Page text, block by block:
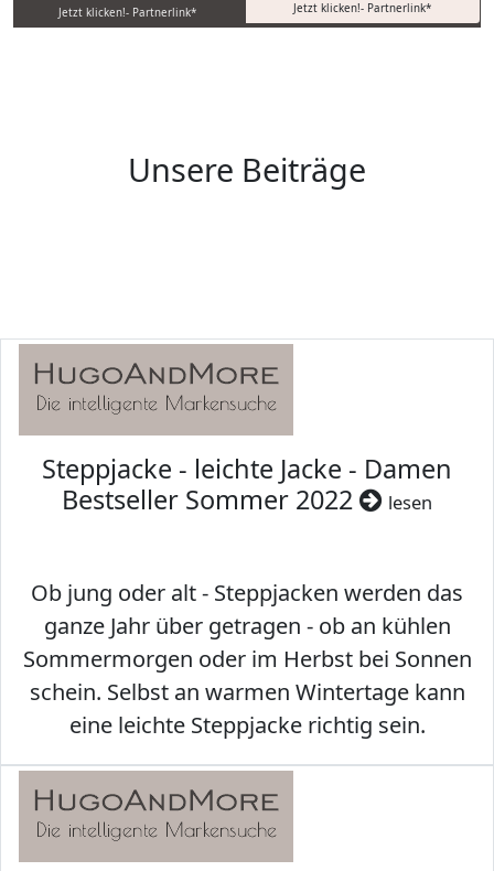
Jetzt klicken!- Partnerlink* Jetzt klicken!- Partnerlink*
Unsere Beiträge
Steppjacke - leichte Jacke - Damen
Bestseller Sommer 2022
lesen
Ob jung oder alt - Steppjacken werden das
ganze Jahr über getragen - ob an kühlen
Sommermorgen oder im Herbst bei Sonnen
schein. Selbst an warmen Wintertage kann
eine leichte Steppjacke richtig sein.